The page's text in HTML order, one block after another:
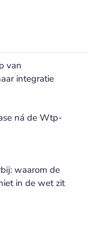
Regelgeving nieuws
van
integratie
ná de Wtp-
waarom de
in de wet zit